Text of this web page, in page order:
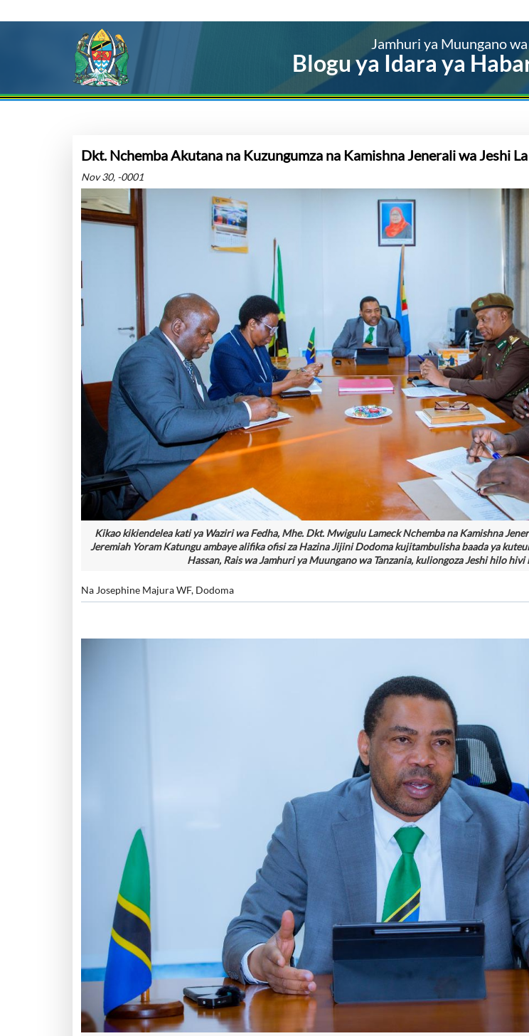
Jamhuri ya Muungano
Blogu ya Idara ya
Dkt. Nchemba Akutana na Kuzungumza na Kamishna Jenerali wa Jeshi
Nov 30, -0001
Kikao kikiendelea kati ya Waziri wa Fedha, Mhe. Dkt. Mwigulu Lameck Nchemba na Kamishna
Jeremiah Yoram Katungu ambaye alifika ofisi za Hazina Jijini Dodoma kujitambulisha baada ya
Hassan, Rais wa Jamhuri ya Muungano wa Tanzania, kuliongoza Jeshi hilo
Na Josephine Majura WF, Dodoma